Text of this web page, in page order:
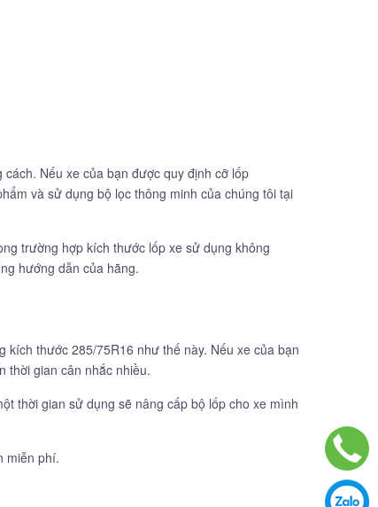
Nếu xe của bạn được quy định cỡ lốp
và sử dụng bộ lọc thông minh của chúng tôi tại
trường hợp kích thước lốp xe sử dụng không
hướng dẫn của hãng.
thước 285/75R16 như thế này. Nếu xe của bạn
thời gian cân nhắc nhiều.
thời gian sử dụng sẽ nâng cấp bộ lốp cho xe mình
miễn phí.